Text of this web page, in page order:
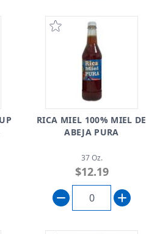
RICA MIEL 100% MIEL DE
ABEJA PURA
37 Oz.
$12.19